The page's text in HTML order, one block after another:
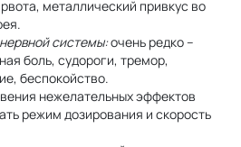
металлический привкус во
системы:очень редко –
боль, судороги, тремор,
беспокойство.
нежелательных эффектов
режим дозирования и скорость